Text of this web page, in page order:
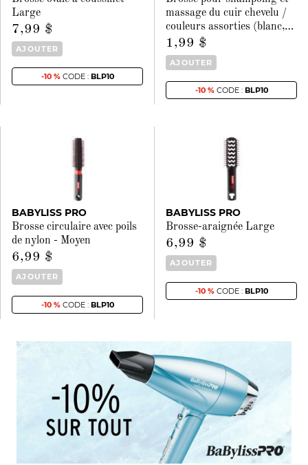
Large
7,99 $
AJOUTER
-10 %CODE : BLP10
massage du cuir chevelu /
couleurs assorties (blanc,…
1,99 $
AJOUTER
-10 %CODE : BLP10
BABYLISS PRO
Brosse circulaire avec poils
de nylon - Moyen
6,99 $
AJOUTER
-10 %CODE : BLP10
BABYLISS PRO
Brosse-araignée Large
6,99 $
AJOUTER
-10 %CODE : BLP10